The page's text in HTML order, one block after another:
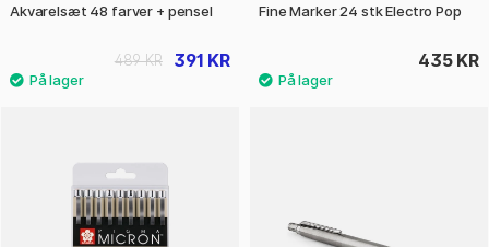
Akvarelsæt 48 farver + pensel
391 KR
489 KR
Fine Marker 24 stk Electro Pop
435 KR